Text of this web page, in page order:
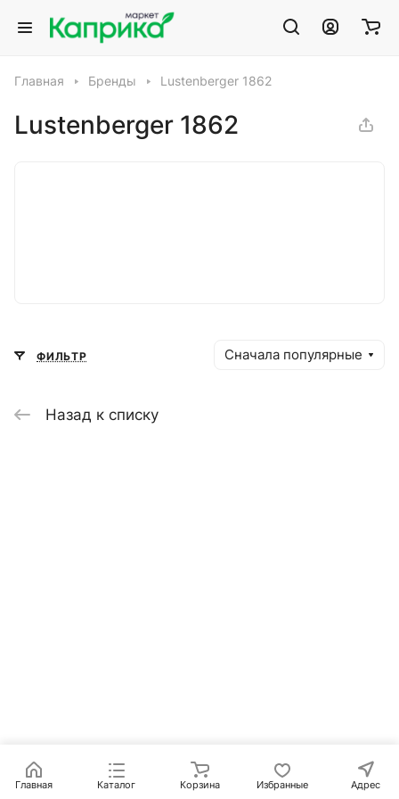
Главная Бренды Lustenberger 1862
Lustenberger 1862
ФИЛЬТР Сначала популярные
Назад к списку
Главная Каталог Корзина Избранные Адрес